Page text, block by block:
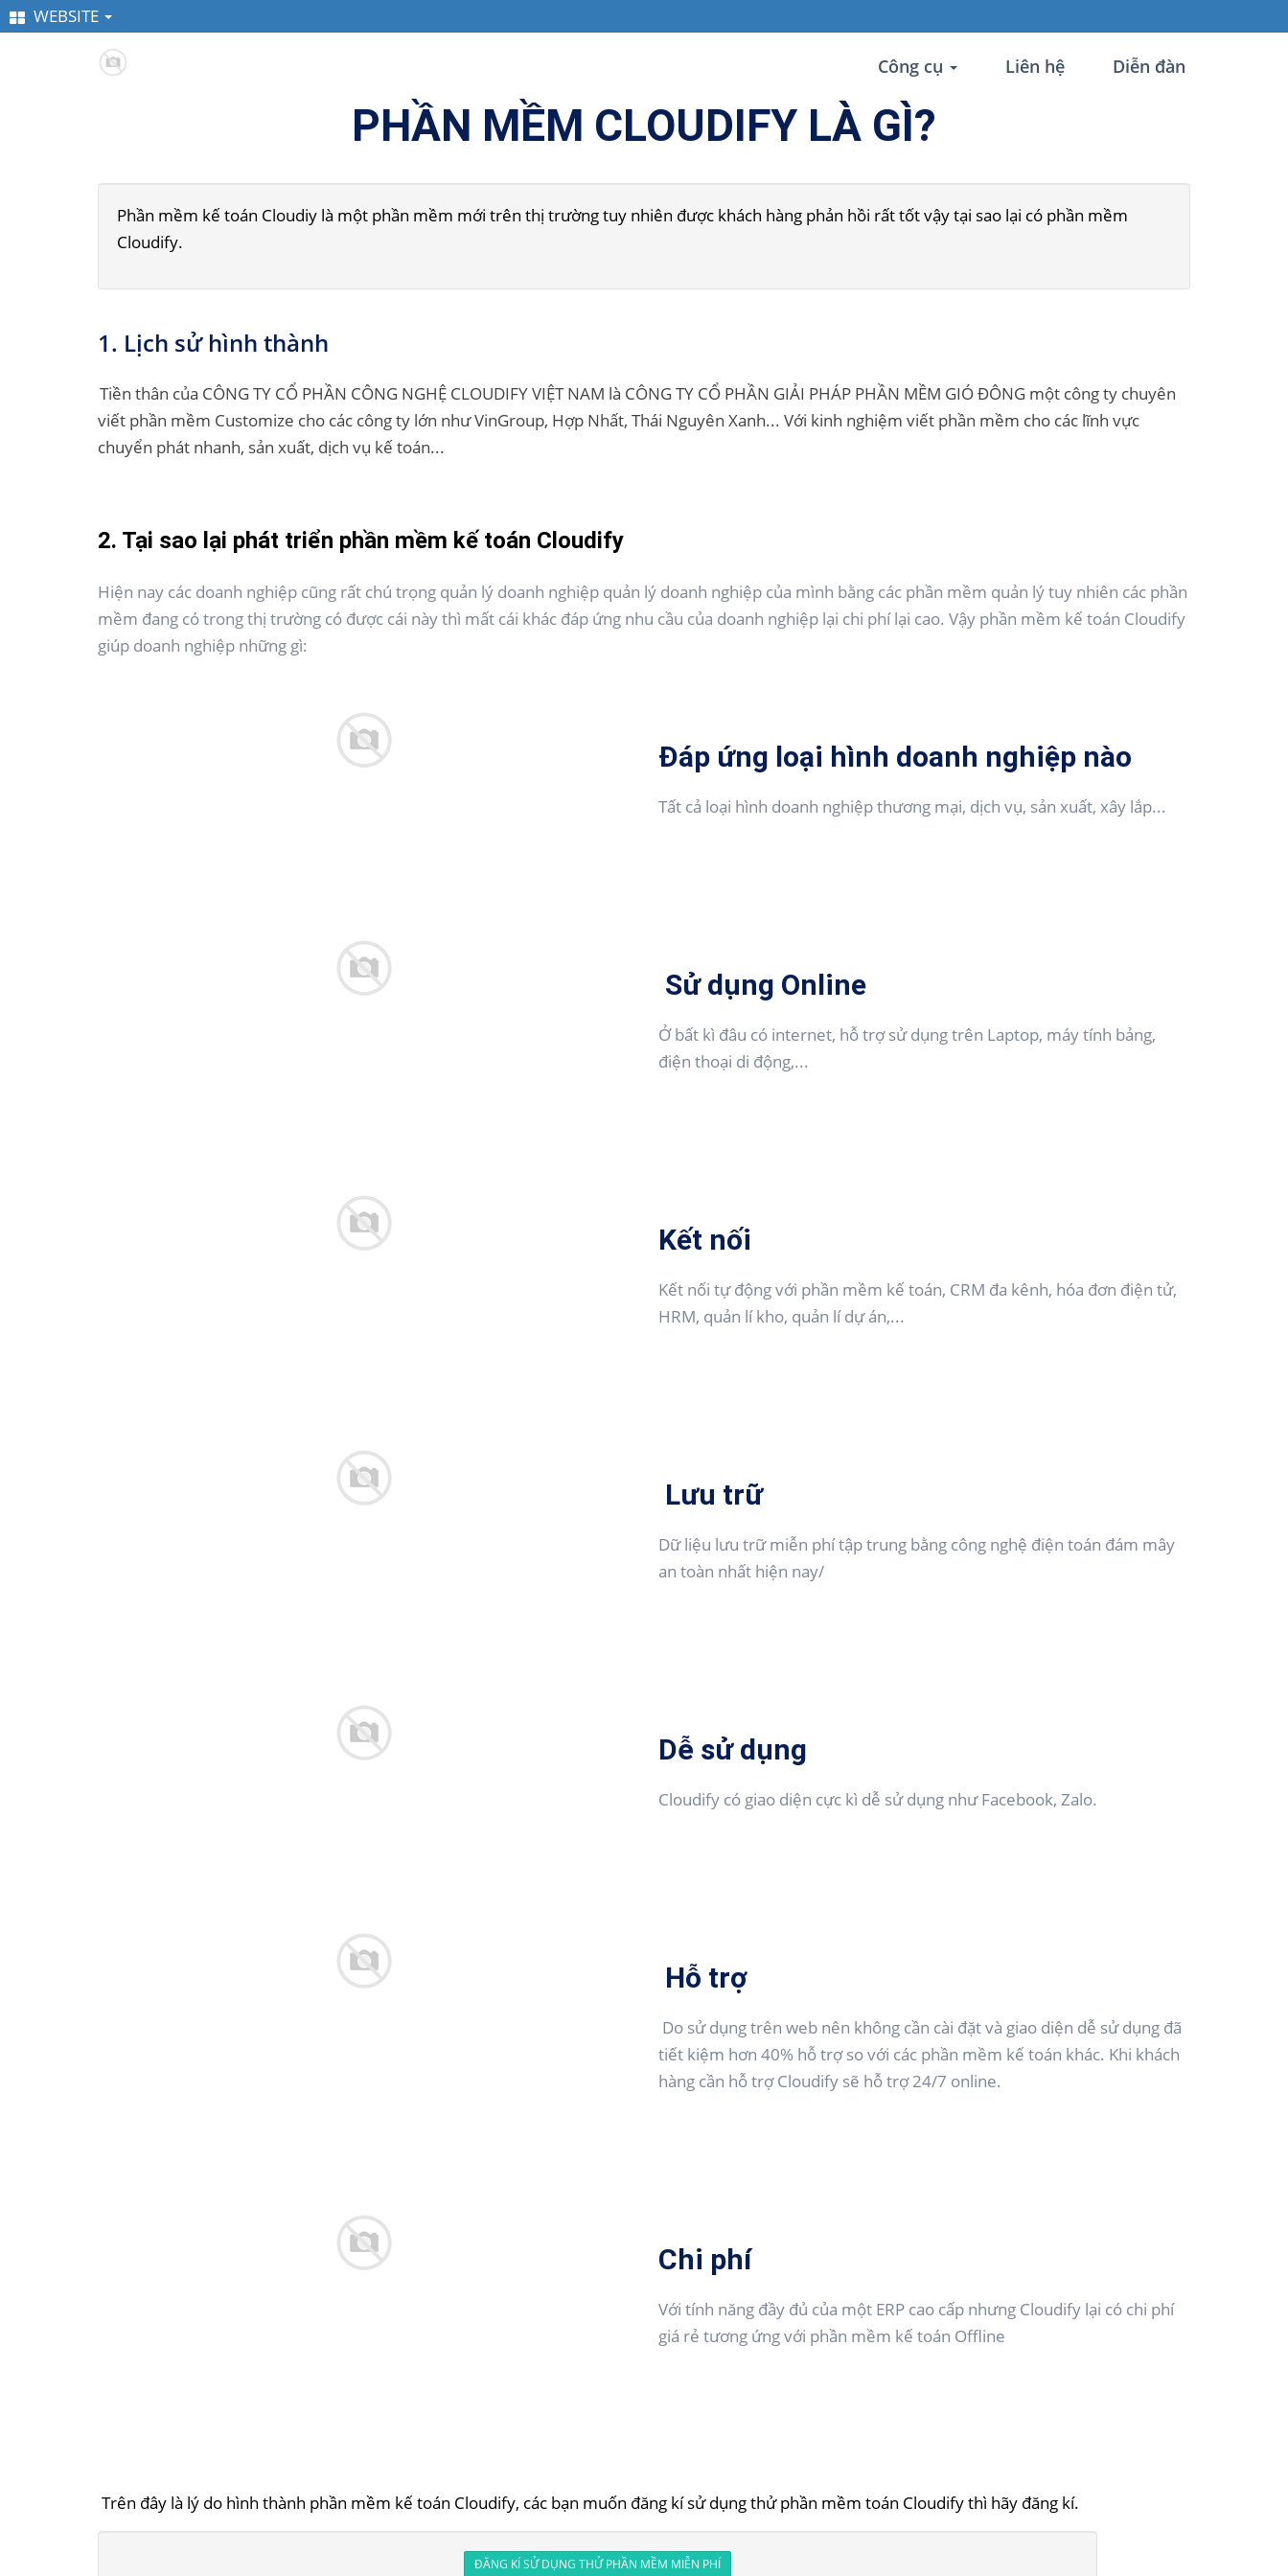
WEBSITE
Công cụ Liên hệ Diễn đàn
PHẦN MỀM CLOUDIFY LÀ GÌ?
Phần mềm kế toán Cloudiy là một phần mềm mới trên thị trường tuy nhiên được khách hàng phản hồi rất tốt vậy tại sao lại có phần mềm
Cloudify.
1. Lịch sử hình thành
Tiền thân của CÔNG TY CỔ PHẦN CÔNG NGHỆ CLOUDIFY VIỆT NAM là CÔNG TY CỔ PHẦN GIẢI PHÁP PHẦN MỀM GIÓ ĐÔNG một công ty chuyên
viết phần mềm Customize cho các công ty lớn như VinGroup, Hợp Nhất, Thái Nguyên Xanh... Với kinh nghiệm viết phần mềm cho các lĩnh vực
chuyển phát nhanh, sản xuất, dịch vụ kế toán...
2. Tại sao lại phát triển phần mềm kế toán Cloudify
Hiện nay các doanh nghiệp cũng rất chú trọng quản lý doanh nghiệp quản lý doanh nghiệp của mình bằng các phần mềm quản lý tuy nhiên các phần
mềm đang có trong thị trường có được cái này thì mất cái khác đáp ứng nhu cầu của doanh nghiệp lại chi phí lại cao. Vậy phần mềm kế toán Cloudify
giúp doanh nghiệp những gì:
Đáp ứng loại hình doanh nghiệp nào
Tất cả loại hình doanh nghiệp thương mại, dịch vụ, sản xuất, xây lắp...
Sử dụng Online
Ở bất kì đâu có internet, hỗ trợ sử dụng trên Laptop, máy tính bảng,
điện thoại di động,...
Kết nối
Kết nối tự động với phần mềm kế toán, CRM đa kênh, hóa đơn điện tử,
HRM, quản lí kho, quản lí dự án,...
Lưu trữ
Dữ liệu lưu trữ miễn phí tập trung bằng công nghệ điện toán đám mây
an toàn nhất hiện nay/
Dễ sử dụng
Cloudify có giao diện cực kì dễ sử dụng như Facebook, Zalo.
Hỗ trợ
Do sử dụng trên web nên không cần cài đặt và giao diện dễ sử dụng đã
tiết kiệm hơn 40% hỗ trợ so với các phần mềm kế toán khác. Khi khách
hàng cần hỗ trợ Cloudify sẽ hỗ trợ 24/7 online.
Chi phí
Với tính năng đầy đủ của một ERP cao cấp nhưng Cloudify lại có chi phí
giá rẻ tương ứng với phần mềm kế toán Offline
Trên đây là lý do hình thành phần mềm kế toán Cloudify, các bạn muốn đăng kí sử dụng thử phần mềm toán Cloudify thì hãy đăng kí.
ĐĂNG KÍ SỬ DỤNG THỬ PHẦN MỀM MIỄN PHÍ